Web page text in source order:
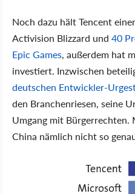
Noch dazu hält Tencent
Activision Blizzard und 40
Epic Games, außerdem hat
investiert. Inzwischen
deutschen Entwickler-
den Branchenriesen, seine
Umgang mit
China nämlich nicht so